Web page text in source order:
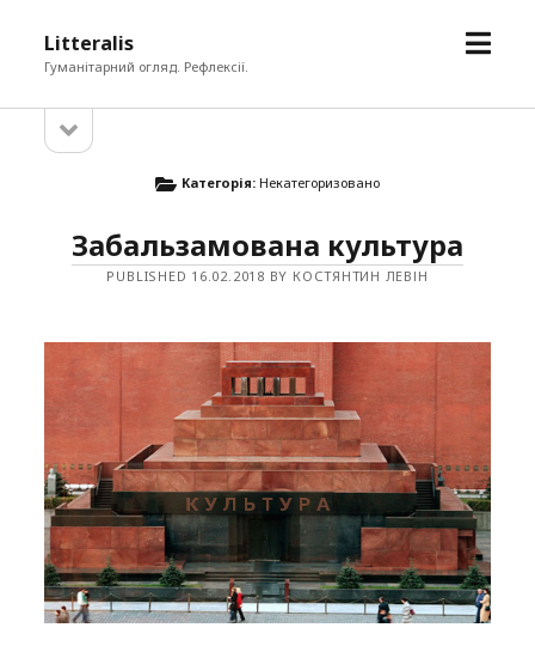
Litteralis
Гуманітарний огляд. Рефлексії.
open
Sidebarsidebar
Категорія: Некатегоризовано
Забальзамована культура
PUBLISHED 16.02.2018 BY КОСТЯНТИН ЛЕВІН